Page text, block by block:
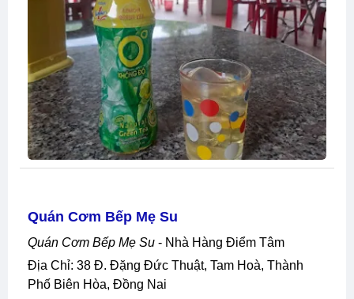
Quán Cơm Bếp Mẹ Su
Quán Cơm Bếp Mẹ Su - Nhà Hàng Điểm Tâm
Địa Chỉ: 38 Đ. Đặng Đức Thuật, Tam Hoà, Thành
Phố Biên Hòa, Đồng Nai